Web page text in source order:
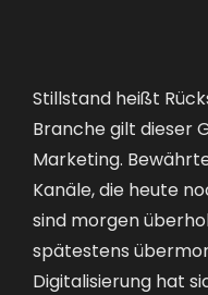
Stillstand heißt
Branche gilt dieser
Marketing.
Kanäle, die heute
sind morgen
spätestens
Digitalisierung hat